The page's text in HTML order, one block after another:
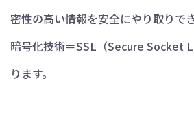
密性の高い情報を安全にやり取りで
暗号化技術＝SSL（Secure Socket
ります。